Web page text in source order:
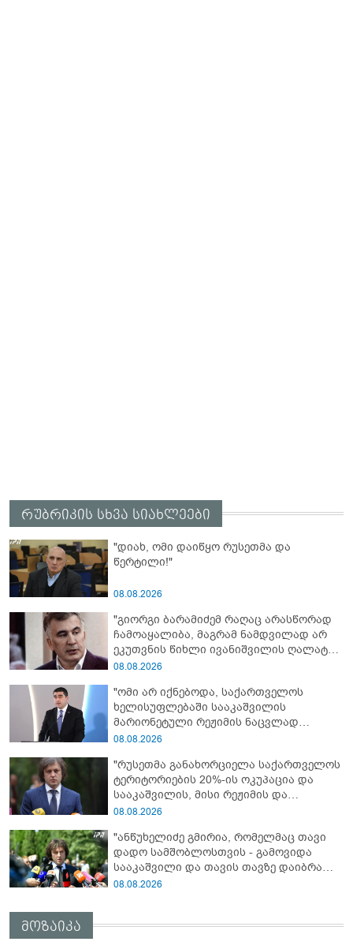
რუბრიკის სხვა სიახლეები
"დიახ, ომი დაიწყო რუსეთმა და
წერტილი!"
08.08.2026
"გიორგი ბარამიძემ რაღაც არასწორად
ჩამოაყალიბა, მაგრამ ნამდვილად არ
ეკუთვნის წიხლი ივანიშვილის ღალატზე
დაფუძნებული დიქტატურის
მსმენია ქართველების მიერ ტყვეების
დახვრეტაზე"
08.08.2026
"ომი არ იქნებოდა, საქართველოს
ხელისუფლებაში სააკაშვილის
მარიონეტული რეჟიმის ნაცვლად
„ქართული ოცნების“ მსგავსი
2008 წლის ომი თუ არ იქნებოდა, დიდი
ალბათობით, არც უკრაინის ომი
იქნებოდა"
08.08.2026
"რუსეთმა განახორციელა საქართველოს
ტერიტორიების 20%-ის ოკუპაცია და
სააკაშვილის, მისი რეჟიმის და
„ნაცმოძრაობის“ ღალატი ვერანაირად
დანაშაული ჩვენი სახელმწიფოს წინაშე"
08.08.2026
"ანწუხელიძე გმირია, რომელმაც თავი
დადო სამშობლოსთვის - გამოვიდა
სააკაშვილი და თავის თავზე დაიბრალა
ანწუხელიძის გმირობა, სამარცხვინო
ამგვარს სთხოვდნენ მას"
08.08.2026
მოზაიკა